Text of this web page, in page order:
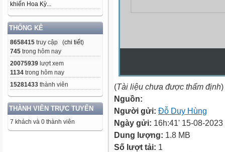
khiến Hoa Kỳ...
THỐNG KÊ
8658415 truy cập (chi tiết)
745 trong hôm nay
20075939 lượt xem
1134 trong hôm nay
15281433 thành viên
THÀNH VIÊN TRỰC TUYẾN
7 khách và 0 thành viên
(Tài liệu chưa được thẩm định)
Nguồn:
Người gửi: Đỗ Duy Hùng
Ngày gửi: 16h:41' 15-08-2023
Dung lượng: 1.8 MB
Số lượt tải: 1